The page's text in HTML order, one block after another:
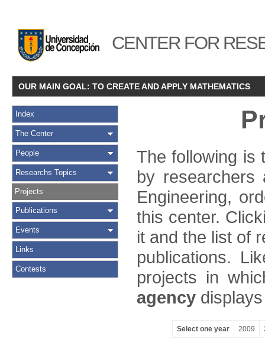
CENTER FOR
OUR MAIN GOAL: TO CREATE AND APPLY MATHEMATICS
Index
The Center
People
Researchs Topics
Projects
Publications
Events
Links
Contests
The following is
by researchers
Engineering,
this center.
it and the list of
publications.
projects in
agency
Select one year 2009